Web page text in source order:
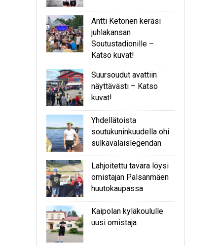
Antti Ketonen keräsi
juhlakansan
Soutustadionille –
Katso kuvat!
Suursoudut avattiin
näyttävästi – Katso
kuvat!
Yhdellätoista
soutukuninkuudella ohi
sulkavalaislegendan
Lahjoitettu tavara löysi
omistajan Palsanmäen
huutokaupassa
Kaipolan kyläkoululle
uusi omistaja